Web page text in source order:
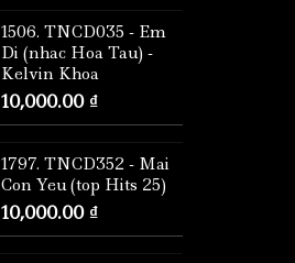
1506. TNCD035 - Em
Di (nhac Hoa Tau) -
Kelvin Khoa
10,000.00 ₫
1797. TNCD352 - Mai
Con Yeu (top Hits 25)
10,000.00 ₫